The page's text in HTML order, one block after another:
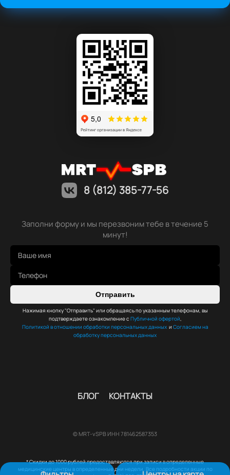
8 (812) 385-77-56
Заполни форму и мы перезвоним тебе в течение 5
минут!
Отправить
Нажимая кнопку "Отправить" или обращаясь по указанным телефонам, вы
подтверждаете ознакомление с Публичной офертой,
Политикой в отношении обработки персональных данных и Согласием на
обработку персональных данных
БЛОГ КОНТАКТЫ
© MRT-vSPB ИНН 781462587353
* Скидки до 1000 рублей предоставляются при записи в определенные
медицинские центры в определенные дни недели. Все подробности акции по